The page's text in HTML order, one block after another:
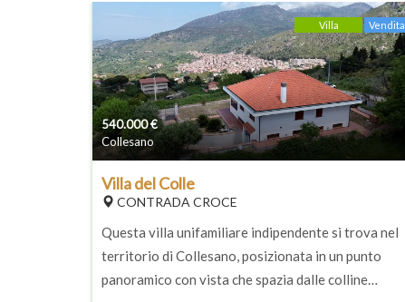
540.000€
Collesano
Vendita
Villa
Villa del Colle
CONTRADA CROCE
Questa villa unifamiliare indipendente si trova nel
territorio di Collesano, posizionata in un punto
panoramico con vista che spazia dalle colline…